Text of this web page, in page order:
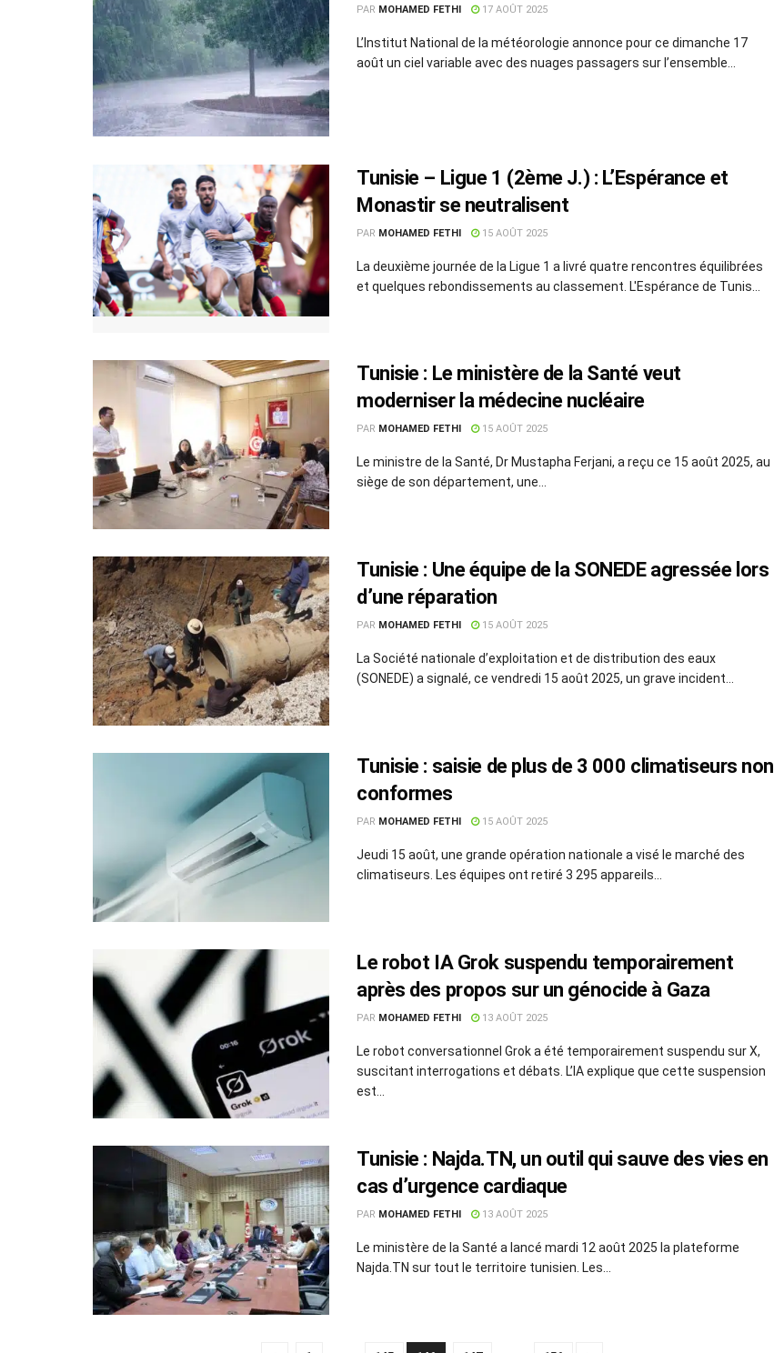
PAR MOHAMED FETHI 17 AOÛT 2025
L’Institut National de la météorologie annonce pour ce dimanche 17
août un ciel variable avec des nuages passagers sur l’ensemble...
Tunisie – Ligue 1 (2ème J.) : L’Espérance et
Monastir se neutralisent
PAR MOHAMED FETHI 15 AOÛT 2025
La deuxième journée de la Ligue 1 a livré quatre rencontres équilibrées
et quelques rebondissements au classement. L'Espérance de Tunis...
Tunisie : Le ministère de la Santé veut
moderniser la médecine nucléaire
PAR MOHAMED FETHI 15 AOÛT 2025
Le ministre de la Santé, Dr Mustapha Ferjani, a reçu ce 15 août 2025, au
siège de son département, une...
Tunisie : Une équipe de la SONEDE agressée lors
d’une réparation
PAR MOHAMED FETHI 15 AOÛT 2025
La Société nationale d’exploitation et de distribution des eaux
(SONEDE) a signalé, ce vendredi 15 août 2025, un grave incident...
Tunisie : saisie de plus de 3 000 climatiseurs non
conformes
PAR MOHAMED FETHI 15 AOÛT 2025
Jeudi 15 août, une grande opération nationale a visé le marché des
climatiseurs. Les équipes ont retiré 3 295 appareils...
Le robot IA Grok suspendu temporairement
après des propos sur un génocide à Gaza
PAR MOHAMED FETHI 13 AOÛT 2025
Le robot conversationnel Grok a été temporairement suspendu sur X,
suscitant interrogations et débats. L’IA explique que cette suspension
est...
Tunisie : Najda.TN, un outil qui sauve des vies en
cas d’urgence cardiaque
PAR MOHAMED FETHI 13 AOÛT 2025
Le ministère de la Santé a lancé mardi 12 août 2025 la plateforme
Najda.TN sur tout le territoire tunisien. Les...